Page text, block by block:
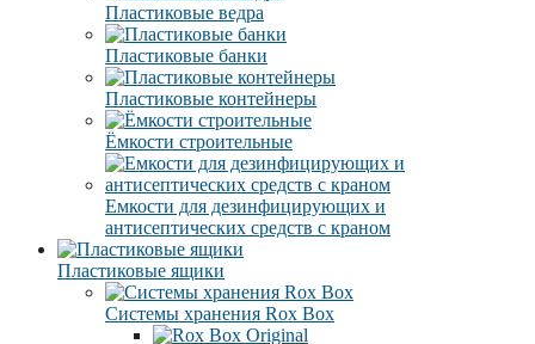
Пластиковые ведра
Пластиковые банки
Пластиковые контейнеры
Ёмкости строительные
Емкости для дезинфицирующих и
антисептических средств с краном
Пластиковые ящики
Системы хранения Rox Box